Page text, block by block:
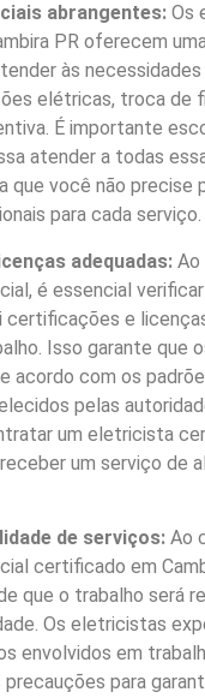
abrangentes: Os
PR oferecem
às
elétricas, troca de
É importante
atender a todas
que você não precise
para cada serviço.
adequadas: Ao
é essencial
certificações e
Isso garante que
acordo com os
pelas
um eletricista
um serviço de
de serviços: Ao
certificado em
que o trabalho será
Os eletricistas
envolvidos em
para